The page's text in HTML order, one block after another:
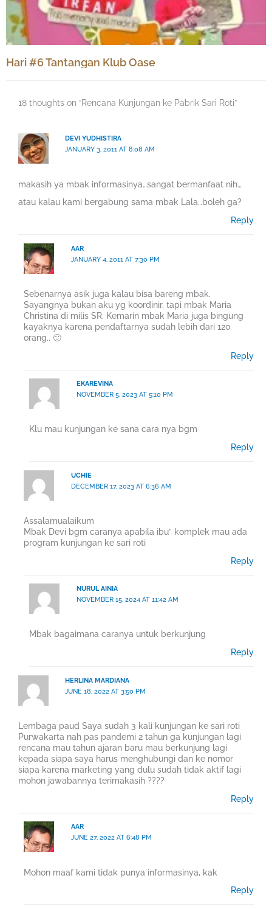
Hari #6 Tantangan Klub Oase
18 thoughts on “Rencana Kunjungan ke Pabrik Sari Roti”
DEVI YUDHISTIRA
JANUARY 3, 2011 AT 8:08 AM
makasih ya mbak informasinya…sangat bermanfaat nih…
atau kalau kami bergabung sama mbak Lala…boleh ga?
Reply
AAR
JANUARY 4, 2011 AT 7:30 PM
Sebenarnya asik juga kalau bisa bareng mbak.
Sayangnya bukan aku yg koordinir, tapi mbak Maria
Christina di milis SR. Kemarin mbak Maria juga bingung
kayaknya karena pendaftarnya sudah lebih dari 120
orang.. 🙂
Reply
EKAREVINA
NOVEMBER 5, 2023 AT 5:10 PM
Klu mau kunjungan ke sana cara nya bgm
Reply
UCHIE
DECEMBER 17, 2023 AT 6:36 AM
Assalamualaikum
Mbak Devi bgm caranya apabila ibu” komplek mau ada
program kunjungan ke sari roti
Reply
NURUL AINIA
NOVEMBER 15, 2024 AT 11:42 AM
Mbak bagaimana caranya untuk berkunjung
Reply
HERLINA MARDIANA
JUNE 18, 2022 AT 3:50 PM
Lembaga paud Saya sudah 3 kali kunjungan ke sari roti
Purwakarta nah pas pandemi 2 tahun ga kunjungan lagi
rencana mau tahun ajaran baru mau berkunjung lagi
kepada siapa saya harus menghubungi dan ke nomor
siapa karena marketing yang dulu sudah tidak aktif lagi
mohon jawabannya terimakasih ????
Reply
AAR
JUNE 27, 2022 AT 6:48 PM
Mohon maaf kami tidak punya informasinya, kak
Reply